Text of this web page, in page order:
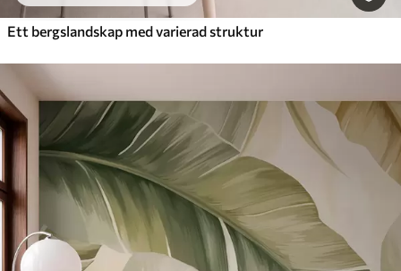
Ett bergslandskap med varierad struktur